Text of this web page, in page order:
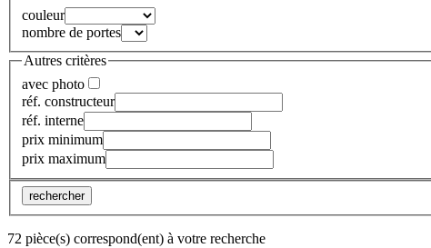
couleur
nombre de portes
Autres critères
avec photo
réf. constructeur
réf. interne
prix minimum
prix maximum
rechercher
72 pièce(s) correspond(ent) à votre recherche